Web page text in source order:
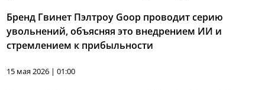
Бренд Гвинет Пэлтроу Goop проводит серию
увольнений, объясняя это внедрением ИИ и
стремлением к прибыльности
15 мая 2026 | 01:00